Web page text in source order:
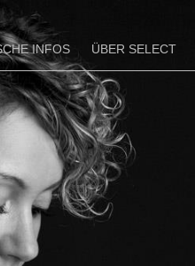
INFOS ÜBER SELECT